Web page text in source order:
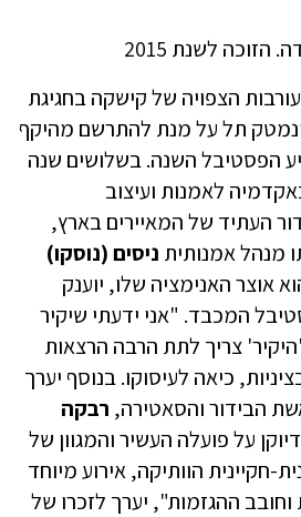
לשנת 2015
הצפויה של קישקה בחגיגת
תל על מנת להתרשם מהיקף
הפסטיבל השנה. בשלושים שנה
לאמנות ועיצוב
העתיד של המאיירים בארץ,
מנהל אמנותית ניסים (נוסקו)
אוצר האנימציה שלו, יוענק
המכבד. "אני ידעתי שיקיר
צריך לתת הרבה הרצאות
כיאה לעיסוקו. בנוסף יערך
הבידור והסאטירה, רבקה
על פועלה העשיר והמגוון של
חקיינית הוותיקה, אירוע מיוחד
ההגזמות", יערך לזכרו של